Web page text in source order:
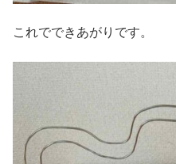
これでできあがりです。